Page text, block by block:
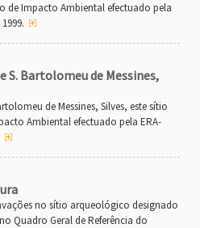
de Impacto Ambiental efectuado pela
S. Bartolomeu de Messines,
de Messines, Silves, este sítio
Ambiental efectuado pela ERA-
no sítio arqueológico designado
Quadro Geral de Referência do